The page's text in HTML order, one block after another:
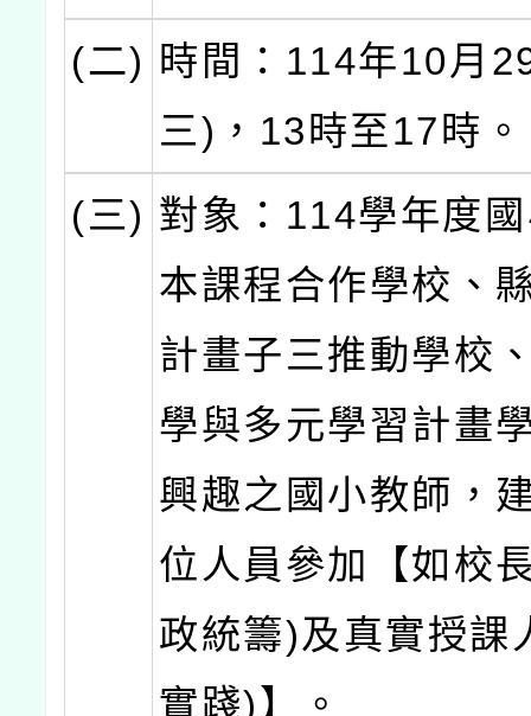
(二) 時間：114年10月
三)，13時至17時。
(三) 對象：114學年度
本課程合作學校、
計畫子三推動學校
學與多元學習計畫
興趣之國小教師，
位人員參加【如校
政統籌)及真實授課
實踐)】。